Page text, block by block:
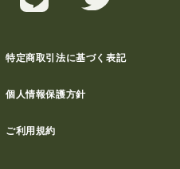
特定商取引法に基づく表記
個人情報保護方針
ご利用規約